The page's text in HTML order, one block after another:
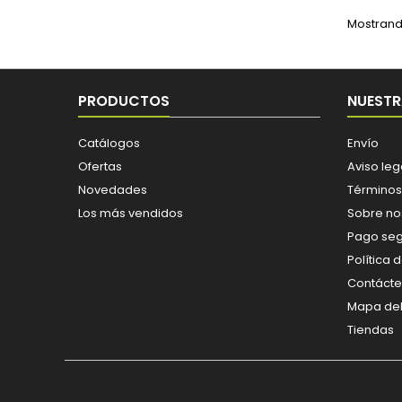
PRODUCTOS
Catálogos
Ofertas
Novedades
Los más vendidos
Envío
Aviso
Sobre
Pago
Política
Mapa
Tiendas